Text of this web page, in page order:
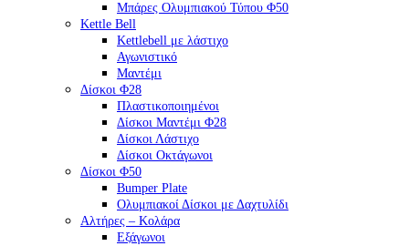
Μπάρες Ολυμπιακού Τύπου Φ50
Kettle Bell
Kettlebell με λάστιχο
Αγωνιστικό
Μαντέμι
Δίσκοι Φ28
Πλαστικοποιημένοι
Δίσκοι Μαντέμι Φ28
Δίσκοι Λάστιχο
Δίσκοι Οκτάγωνοι
Δίσκοι Φ50
Bumper Plate
Ολυμπιακοί Δίσκοι με Δαχτυλίδι
Αλτήρες – Κολάρα
Εξάγωνοι